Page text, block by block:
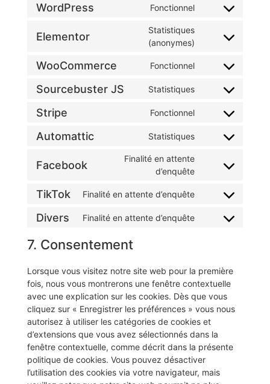
WordPress Fonctionnel
Elementor
Statistiques
(anonymes)
WooCommerce Fonctionnel
Sourcebuster JS Statistiques
Stripe Fonctionnel
Automattic Statistiques
Facebook
Finalité en attente
d’enquête
TikTok Finalité en attente d’enquête
Divers Finalité en attente d’enquête
7. Consentement
Lorsque vous visitez notre site web pour la première
fois, nous vous montrerons une fenêtre contextuelle
avec une explication sur les cookies. Dès que vous
cliquez sur « Enregistrer les préférences » vous nous
autorisez à utiliser les catégories de cookies et
d’extensions que vous avez sélectionnés dans la
fenêtre contextuelle, comme décrit dans la présente
politique de cookies. Vous pouvez désactiver
l’utilisation des cookies via votre navigateur, mais